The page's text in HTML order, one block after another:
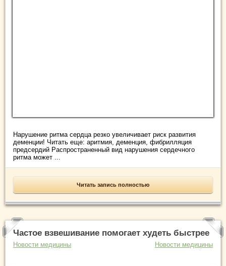
Нарушение ритма сердца резко увеличивает риск развития
деменции! Читать еще: аритмия, деменция, фибрилляция
предсердий Распространенный вид нарушения сердечного
ритма может ...
Читать запись полностью
Частое взвешивание помогает худеть быстрее
Новости медицины Новости медицины